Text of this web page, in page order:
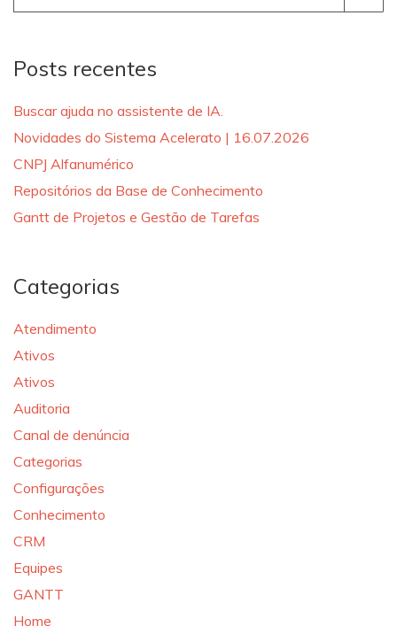
for:
Posts recentes
Buscar ajuda no assistente de IA.
Novidades do Sistema Acelerato | 16.07.2026
CNPJ Alfanumérico
Repositórios da Base de Conhecimento
Gantt de Projetos e Gestão de Tarefas
Categorias
Atendimento
Ativos
Ativos
Auditoria
Canal de denúncia
Categorias
Configurações
Conhecimento
CRM
Equipes
GANTT
Home